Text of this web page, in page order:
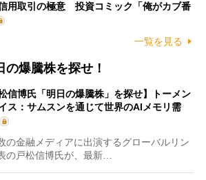
用取引の極意 投資コミック「俺がカブ番
一覧を見る
の爆騰株を探せ！
松信博氏「明日の爆騰株」を探せ】トーメン
ス：サムスンを通じて世界のAIメモリ需
金融メディアに出演するグローバルリン
の戸松信博氏が、最新…